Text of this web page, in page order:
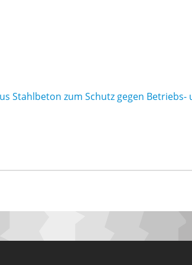
Stahlbeton zum Schutz gegen Betriebs-